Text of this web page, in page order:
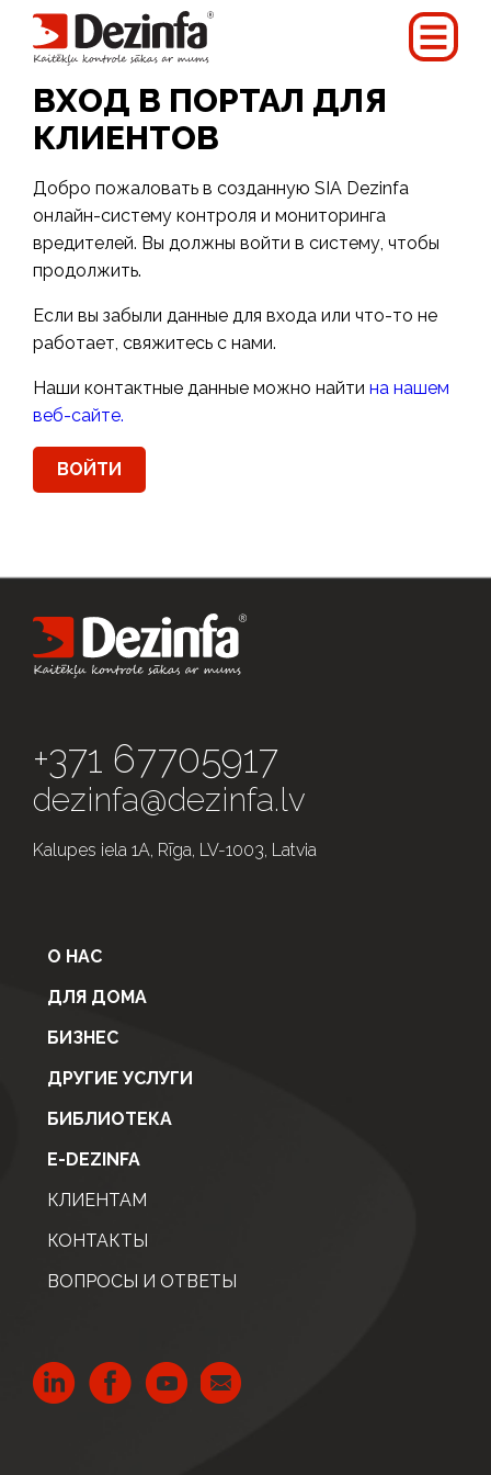
ВХОД В ПОРТАЛ ДЛЯ
КЛИЕНТОВ
Добро пожаловать в созданную SIA Dezinfa
онлайн-систему контроля и мониторинга
вредителей. Вы должны войти в систему, чтобы
продолжить.
Если вы забыли данные для входа или что-то не
работает, свяжитесь с нами.
Наши контактные данные можно найти на нашем
веб-сайте.
ВОЙТИ
+371 67705917
dezinfa@dezinfa.lv
Kalupes iela 1A, Rīga, LV-1003, Latvia
О НАС
ДЛЯ ДОМА
БИЗНЕС
ДРУГИЕ УСЛУГИ
БИБЛИОТЕКА
E-DEZINFA
КЛИЕНТАМ
КОНТАКТЫ
ВОПРОСЫ И ОТВЕТЫ